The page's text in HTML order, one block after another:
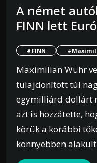
A német
FINN lett
#FINN
Maximilian Wühr
tulajdonított túl
egymilliárd dollárt
azt is hozzátette,
körük a korábbi
könnyebben